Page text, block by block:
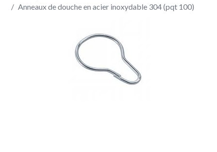
Anneaux de douche en acier inoxydable 304 (pqt 100)